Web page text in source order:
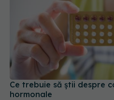
Ce trebuie să știi despre
hormonale
07 apr 2026, 20:49